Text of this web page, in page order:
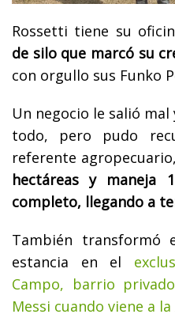
Rossetti tiene su
de silo que marcó su
con orgullo sus Funko
Un negocio le salió
todo, pero pudo
referente
hectáreas y maneja
completo, llegando a
También transformó
estancia en el
Campo, barrio
Messi cuando viene a